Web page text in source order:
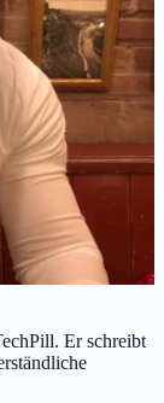
Er schreibt